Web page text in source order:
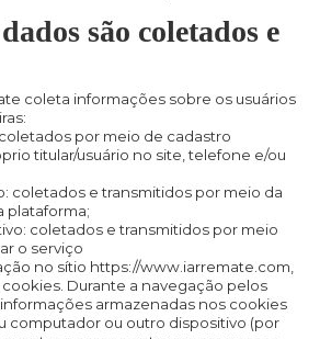
são coletados e
coleta informações sobre os usuários
por meio de cadastro
titular/usuário no site, telefone e/ou
coletados e transmitidos por meio da
plataforma;
coletados e transmitidos por meio
o serviço
no sítio https://www.iarremate.com,
Durante a navegação pelos
armazenadas nos cookies
computador ou outro dispositivo (por